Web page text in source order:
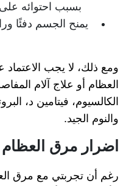
بسبب احتوائه
يمنح الجسم دفئًا
ومع ذلك، لا يجب
العظام أو علاج آلام
الكالسيوم، فيتامين د،
والنوم الجيد.
اضرار مرق العظام
رغم أن تجربتي مع مرق